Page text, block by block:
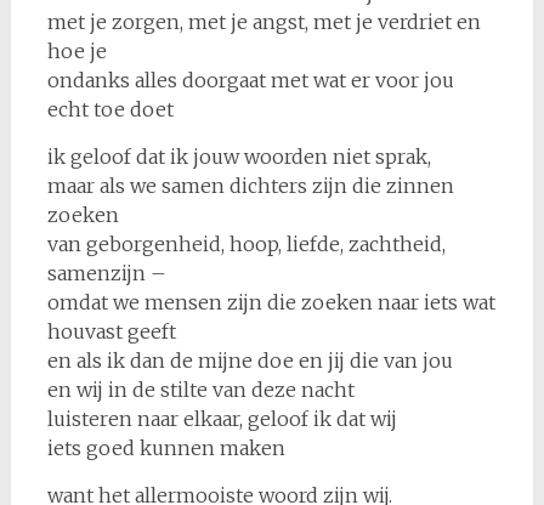
met je zorgen, met je angst, met je verdriet en
hoe je
ondanks alles doorgaat met wat er voor jou
echt toe doet
ik geloof dat ik jouw woorden niet sprak,
maar als we samen dichters zijn die zinnen
zoeken
van geborgenheid, hoop, liefde, zachtheid,
samenzijn –
omdat we mensen zijn die zoeken naar iets wat
houvast geeft
en als ik dan de mijne doe en jij die van jou
en wij in de stilte van deze nacht
luisteren naar elkaar, geloof ik dat wij
iets goed kunnen maken
want het allermooiste woord zijn wij.